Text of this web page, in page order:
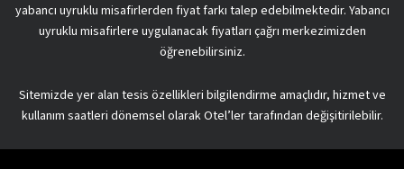
yabancı uyruklu misafirlerden fiyat farkı talep edebilmektedir. Yabancı
uyruklu misafirlere uygulanacak fiyatları çağrı merkezimizden
öğrenebilirsiniz.
Sitemizde yer alan tesis özellikleri bilgilendirme amaçlıdır, hizmet ve
kullanım saatleri dönemsel olarak Otel’ler tarafından değişitirilebilir.